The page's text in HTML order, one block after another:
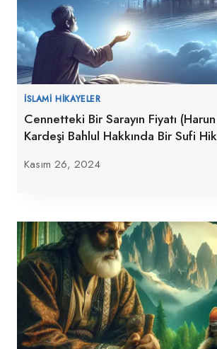
İSLAMI HIKAYELER
Cennetteki Bir Sarayın Fiyatı
Kardeşi Bahlul Hakkında Bir Sufi
Kasım 26, 2024